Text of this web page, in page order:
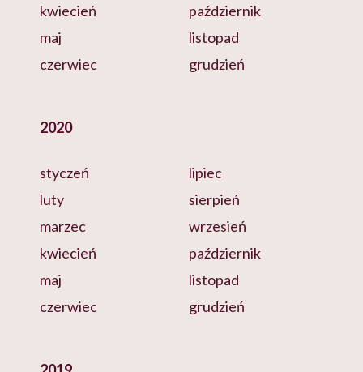
kwiecień
maj
czerwiec
październik
listopad
grudzień
2020
styczeń
luty
marzec
kwiecień
maj
czerwiec
lipiec
sierpień
wrzesień
październik
listopad
grudzień